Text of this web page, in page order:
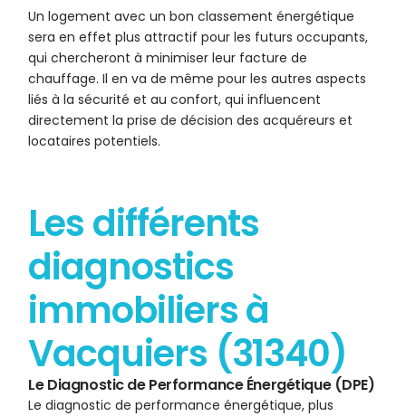
Un logement avec un bon classement énergétique
sera en effet plus attractif pour les futurs occupants,
qui chercheront à minimiser leur facture de
chauffage. Il en va de même pour les autres aspects
liés à la sécurité et au confort, qui influencent
directement la prise de décision des acquéreurs et
locataires potentiels.
Les différents
diagnostics
immobiliers à
Vacquiers (31340)
Le Diagnostic de Performance Énergétique (DPE)
Le diagnostic de performance énergétique, plus